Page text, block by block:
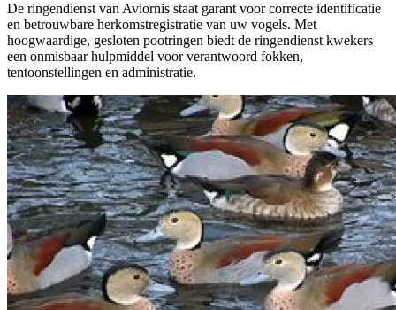
De ringendienst van Aviornis staat garant voor correcte identificatie
en betrouwbare herkomstregistratie van uw vogels. Met
hoogwaardige, gesloten pootringen biedt de ringendienst kwekers
een onmisbaar hulpmiddel voor verantwoord fokken,
tentoonstellingen en administratie.